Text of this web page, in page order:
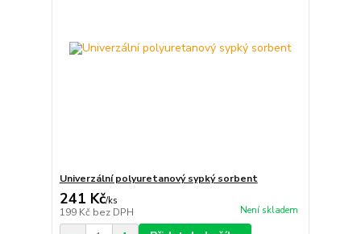
Univerzální polyuretanový sypký sorbent
241 Kč/ks
199 Kč bez DPH Není skladem